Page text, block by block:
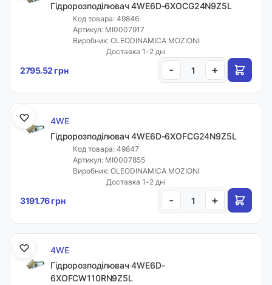
Гідророзподілювач 4WE6D-6XOCG24N9Z5L
Код товара: 49846
Артикул: MI0007917
Виробник: OLEODINAMICA MOZIONI
Доставка 1-2 дні
2795.52 грн - +
4WE
Гідророзподілювач 4WE6D-6XOFCG24N9Z5L
Код товара: 49847
Артикул: MI0007855
Виробник: OLEODINAMICA MOZIONI
Доставка 1-2 дні
3191.76 грн - +
4WE
Гідророзподілювач 4WE6D-
6XOFCW110RN9Z5L